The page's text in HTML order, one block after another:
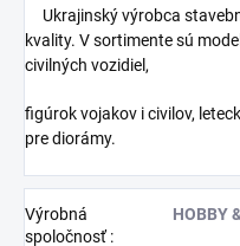
Ukrajinský výrobca
kvality. V sortimente sú
civilných vozidiel,
figúrok vojakov i civilov,
pre diorámy.
Výrobná
spoločnosť:
HOBBY